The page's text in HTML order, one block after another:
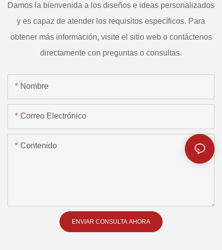
Damos la bienvenida a los diseños e ideas personalizados
y es capaz de atender los requisitos específicos. Para
obtener más información, visite el sitio web o contáctenos
directamente con preguntas o consultas.
Nombre
Correo Electrónico
Contenido
ENVIAR CONSULTA AHORA